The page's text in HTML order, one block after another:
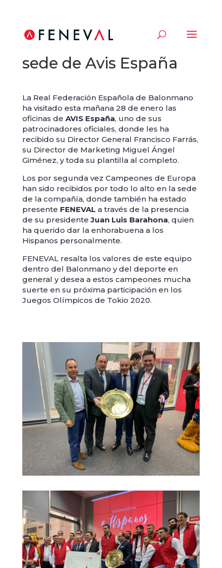
Los Hispanos visitan la
sede de Avis España
La Real Federación Española de Balonmano
ha visitado esta mañana 28 de enero las
oficinas de AVIS España, uno de sus
patrocinadores oficiales, donde les ha
recibido su Director General Francisco Farrás,
su Director de Marketing Miguel Ángel
Giménez, y toda su plantilla al completo.
Los por segunda vez Campeones de Europa
han sido recibidos por todo lo alto en la sede
de la compañía, donde también ha estado
presente FENEVALa través de la presencia
de su presidenteJuan Luis Barahona, quien
ha querido dar la enhorabuena a los
Hispanos personalmente.
FENEVAL resalta los valores de este equipo
dentro del Balonmano y del deporte en
general y desea a estos campeones mucha
suerte en su próxima participación en los
Juegos Olímpicos de Tokio 2020.